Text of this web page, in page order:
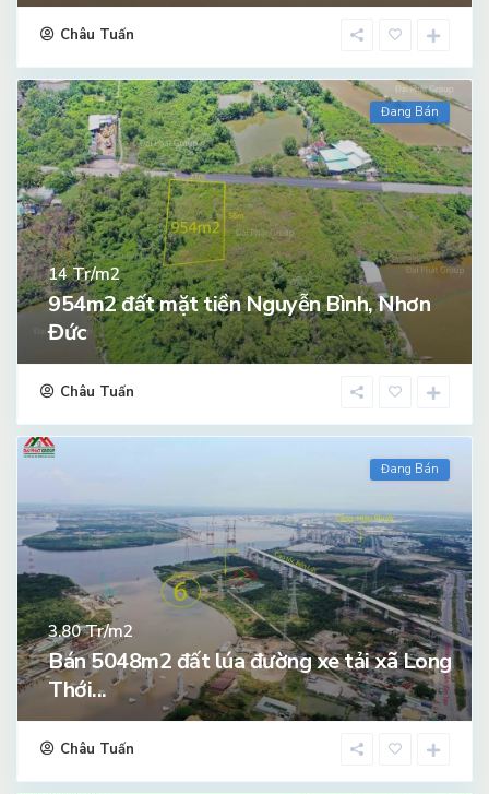
Châu Tuấn
Đang Bán
14Tr/m2
954m2 đất mặt tiền Nguyễn Bình, Nhơn
Đức
Châu Tuấn
Đang Bán
3.80Tr/m2
Bán 5048m2 đất lúa đường xe tải xã Long
Thới...
Châu Tuấn